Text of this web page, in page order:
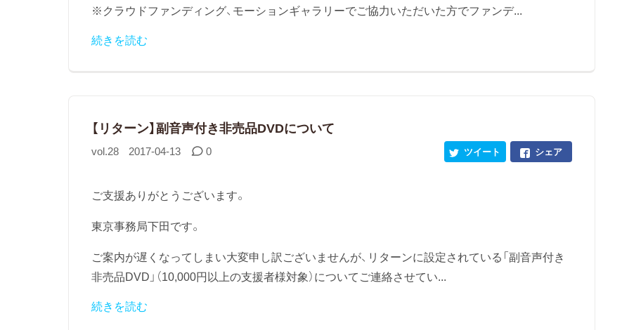
※クラウドファンディング、モーションギャラリーでご協力いただいた方でファンデ...
続きを読む
【リターン】副音声付き非売品DVDについて
vol.28 2017-04-13 0 シェア
ツイート
ご支援ありがとうございます。
東京事務局下田です。
ご案内が遅くなってしまい大変申し訳ございませんが、リターンに設定されている「副音声付き
非売品DVD」（10,000円以上の支援者様対象）についてご連絡させてい...
続きを読む